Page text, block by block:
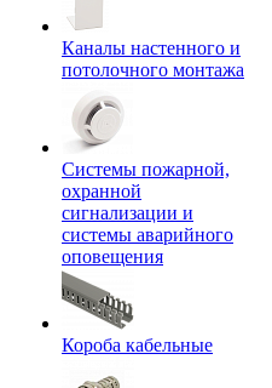
Каналы настенного и
потолочного монтажа
Системы пожарной,
охранной
сигнализации и
системы аварийного
оповещения
Короба кабельные